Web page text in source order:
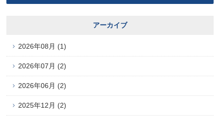
アーカイブ
2026年08月 (1)
2026年07月 (2)
2026年06月 (2)
2025年12月 (2)